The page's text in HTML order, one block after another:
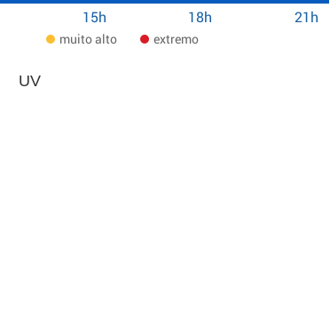
15h 18h 21h
muito alto extremo
UV